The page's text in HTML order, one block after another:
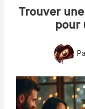
Trouver
pour